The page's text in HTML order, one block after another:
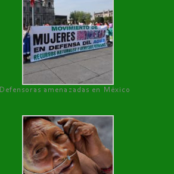
Defensoras amenazadas en México